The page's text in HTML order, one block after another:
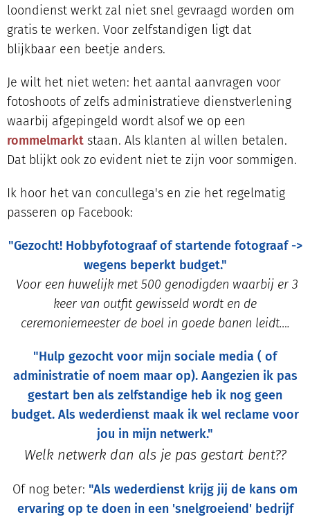
loondienst werkt zal niet snel gevraagd worden om
gratis te werken. Voor zelfstandigen ligt dat
blijkbaar een beetje anders.
Je wilt het niet weten: het aantal aanvragen voor
fotoshoots of zelfs administratieve dienstverlening
waarbij afgepingeld wordt alsof we op een
rommelmarkt staan. Als klanten al willen betalen.
Dat blijkt ook zo evident niet te zijn voor sommigen.
Ik hoor het van concullega's en zie het regelmatig
passeren op Facebook:
"Gezocht! Hobbyfotograaf of startende fotograaf ->
wegens beperkt budget."
Voor een huwelijk met 500 genodigden waarbij er 3
keer van outfit gewisseld wordt en de
ceremoniemeester de boel in goede banen leidt….
"Hulp gezocht voor mijn sociale media ( of
administratie of noem maar op). Aangezien ik pas
gestart ben als zelfstandige heb ik nog geen
budget. Als wederdienst maak ik wel reclame voor
jou in mijn netwerk."
Welk netwerk dan als je pas gestart bent??
Of nog beter: "Als wederdienst krijg jij de kans om
ervaring op te doen in een 'snelgroeiend' bedrijf